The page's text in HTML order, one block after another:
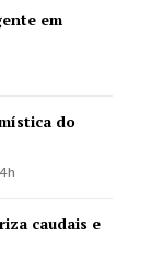
em
do
caudais e